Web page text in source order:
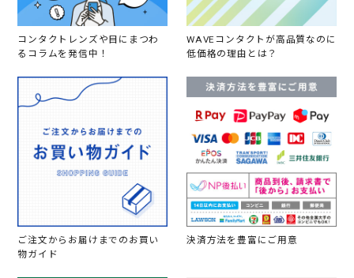
コンタクトレンズや目にまつわ
るコラムを発信中！
WAVEコンタクトが高品質なのに
低価格の理由とは？
ご注文からお届けまでのお買い
物ガイド
決済方法を豊富にご用意